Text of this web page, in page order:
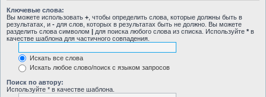
Ключевые слова:
Вы можете использовать + , чтобы определить слова, которые должны быть в
результатах, и - для слов, которых в результатах быть не должно. Вы можете
разделить слова символом | для поиска любого слова из списка. Используйте * в
качестве шаблона для частичного совпадения.
Искать все слова
Искать любое слово/поиск с языком запросов
Поиск по автору:
Используйте * в качестве шаблона.